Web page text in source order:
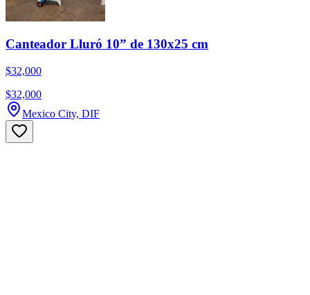
Canteador Lluró 10” de 130x25 cm
$32,000
$32,000
Mexico City, DIF